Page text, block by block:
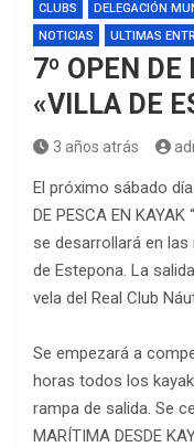
CLUBS DELEGACIÓN
NOTICIAS
ULTIMAS
7º OPEN DE
«VILLA DE
3 años atrás
El próximo sábado
DE PESCA EN KAYAK
se desarrollará en
de Estepona. La
vela del Real Club
Se empezará a
horas todos los
rampa de salida. Se
MARÍTIMA DESDE